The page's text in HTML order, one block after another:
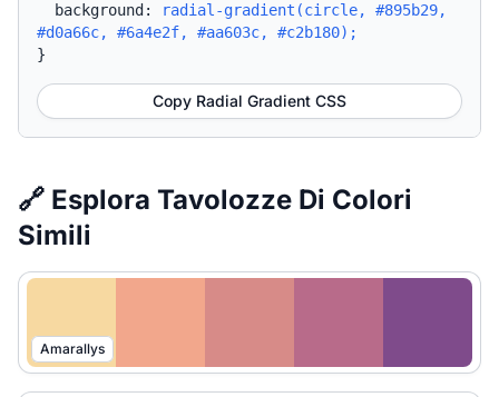
background:
radial-gradient(circle, #895b29,
#d0a66c, #6a4e2f, #aa603c, #c2b180);
}
Copy Radial Gradient CSS
🔗 Esplora Tavolozze Di Colori
Simili
Amarallys